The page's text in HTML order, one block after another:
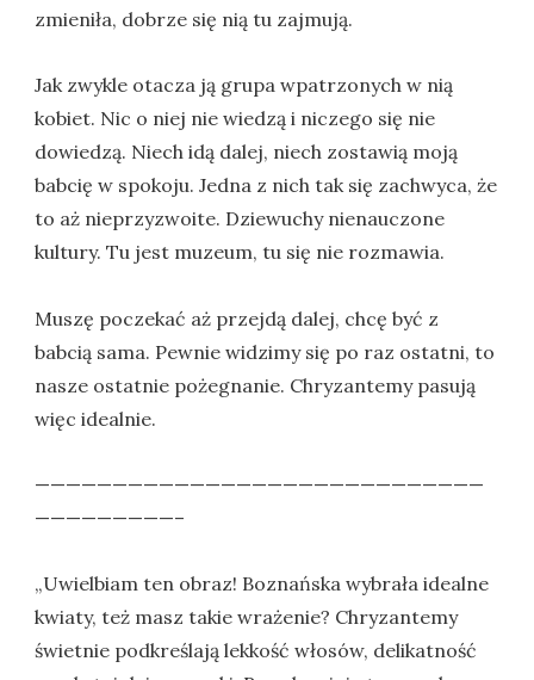
zmieniła, dobrze się nią tu zajmują.
Jak zwykle otacza ją grupa wpatrzonych w nią
kobiet. Nic o niej nie wiedzą i niczego się nie
dowiedzą. Niech idą dalej, niech zostawią moją
babcię w spokoju. Jedna z nich tak się zachwyca, że
to aż nieprzyzwoite. Dziewuchy nienauczone
kultury. Tu jest muzeum, tu się nie rozmawia.
Muszę poczekać aż przejdą dalej, chcę być z
babcią sama. Pewnie widzimy się po raz ostatni, to
nasze ostatnie pożegnanie. Chryzantemy pasują
więc idealnie.
—————————————————————————————
—————————–
„Uwielbiam ten obraz! Boznańska wybrała idealne
kwiaty, też masz takie wrażenie? Chryzantemy
świetnie podkreślają lekkość włosów, delikatność